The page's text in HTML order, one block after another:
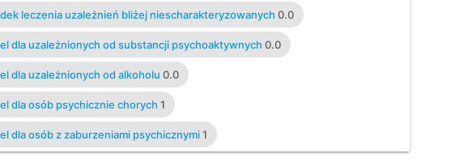
leczenia uzależnień bliżej niescharakteryzowanych 0.0
dla uzależnionych od substancji psychoaktywnych 0.0
dla uzależnionych od alkoholu 0.0
dla osób psychicznie chorych 1
dla osób z zaburzeniami psychicznymi 1